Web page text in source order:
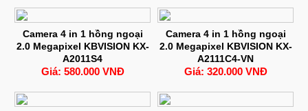
Camera 4 in 1 hồng ngoại
2.0 Megapixel KBVISION KX-
A2011S4
Giá: 580.000 VNĐ
Camera 4 in 1 hồng ngoại
2.0 Megapixel KBVISION KX-
A2111C4-VN
Giá: 320.000 VNĐ